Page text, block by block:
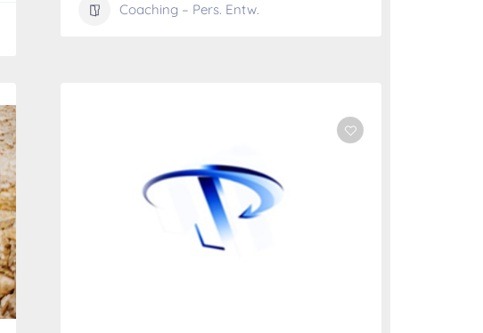
Coaching – Pers. Entw.